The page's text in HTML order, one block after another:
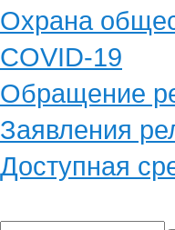
Охрана
COVID-19
Обращение
Заявления
Доступная